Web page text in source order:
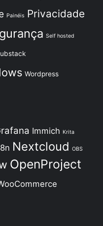
Painéis Privacidade
Self hosted
Wordpress
Immich Krita
Nextcloud OBS
OpenProject